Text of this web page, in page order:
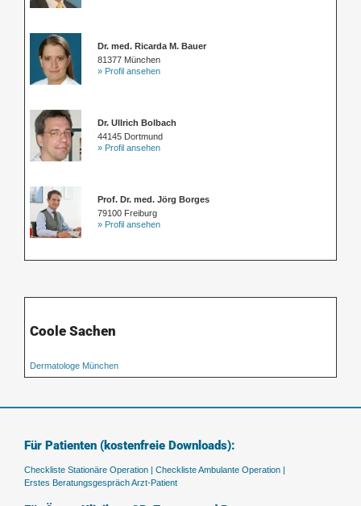
Dr. med. Ricarda M. Bauer
81377 München
» Profil ansehen
Dr. Ullrich Bolbach
44145 Dortmund
» Profil ansehen
Prof. Dr. med. Jörg Borges
79100 Freiburg
» Profil ansehen
Coole Sachen
Dermatologe München
Für Patienten (kostenfreie Downloads):
Checkliste Stationäre Operation |
Checkliste Ambulante Operation |
Erstes Beratungsgespräch Arzt-Patient